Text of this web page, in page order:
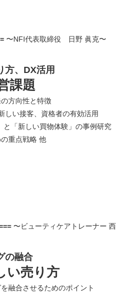
〜NFI代表取締役 日野 眞克〜
方、DX活用
課題
の方向性と特徴
しい接客、資格者の有効活用
と「新しい買物体験」の事例研究
の重点戦略 他
〜ビューティケアトレーナー
の融合
い売り方
融合させるためのポイント